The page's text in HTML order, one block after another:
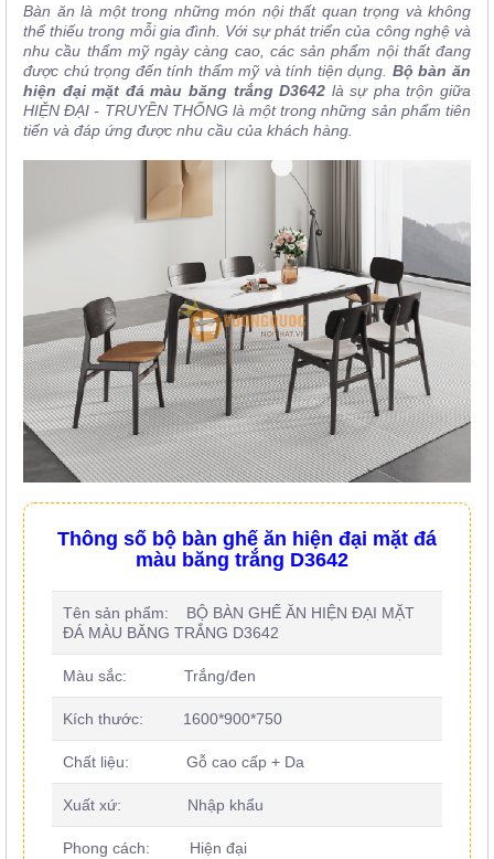
Bàn ăn là một trong những món nội thất quan trọng và không
thể thiếu trong mỗi gia đình. Với sự phát triển của công nghệ và
nhu cầu thẩm mỹ ngày càng cao, các sản phẩm nội thất đang
được chú trọng đến tính thẩm mỹ và tính tiện dụng. Bộ bàn ăn
hiện đại mặt đá màu băng trắng D3642 là sự pha trộn giữa
HIỆN ĐẠI - TRUYỀN THỐNG là một trong những sản phẩm tiên
tiến và đáp ứng được nhu cầu của khách hàng.
Thông số bộ bàn ghế ăn hiện đại mặt đá
màu băng trắng D3642
Tên sản phẩm: BỘ BÀN GHẾ ĂN HIỆN ĐẠI MẶT
ĐÁ MÀU BĂNG TRẮNG D3642
Màu sắc: Trắng/đen
Kích thước: 1600*900*750
Chất liệu: Gỗ cao cấp + Da
Xuất xứ: Nhập khẩu
Phong cách: Hiện đại